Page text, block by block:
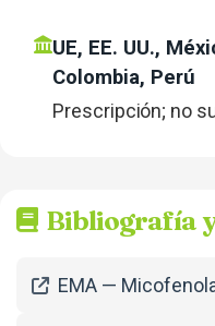
UE, EE. UU.,
Colombia, Perú
Prescripción; no
Bibliografía
EMA —